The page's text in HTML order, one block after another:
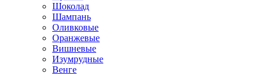
Шоколад
Шампань
Оливковые
Оранжевые
Вишневые
Изумрудные
Венге